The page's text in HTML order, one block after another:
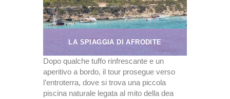
LA SPIAGGIA DI AFRODITE
Dopo qualche tuffo rinfrescante e un
aperitivo a bordo, il tour prosegue verso
l’entroterra, dove si trova una piccola
piscina naturale legata al mito della dea